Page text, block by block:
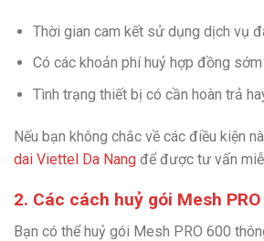
Thời gian cam kết sử dụng dịch vụ
Có các khoản phí huỷ hợp đồng sớm
Tình trạng thiết bị có cần hoàn trả
Nếu bạn không chắc về các điều kiện
dai Viettel Da Nang để được tư vấn
2. Các cách huỷ gói Mesh
Bạn có thể huỷ gói Mesh PRO 600